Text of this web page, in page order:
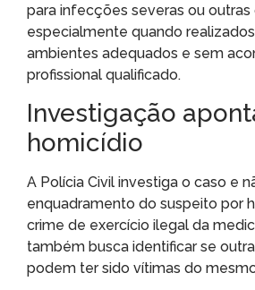
para infecções severas ou
especialmente quando
ambientes adequados e sem
profissional qualificado.
Investigação
homicídio
A Polícia Civil investiga o caso e
enquadramento do suspeito por
crime de exercício ilegal da
também busca identificar se
podem ter sido vítimas do